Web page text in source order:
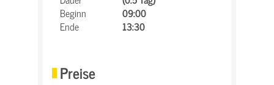
Beginn
09:00
Ende
13:30
Preise